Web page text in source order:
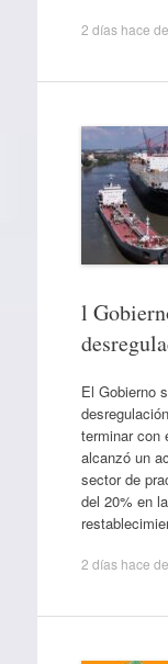
2 días hace de
l
El Gobierno
terminar con
alcanzó un
sector de
del 20% en
2 días hace de